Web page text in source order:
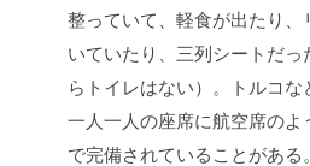
整っていて、軽食が出たり、
いていたり、三列シートだ
らトイレはない）。トルコな
一人一人の座席に航空席のよ
で完備されていることがある